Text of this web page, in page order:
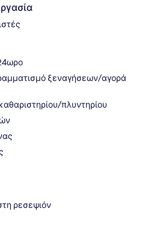
ξεναγήσεων/αγορά
πλυντηρίου
ρεσεψιόν